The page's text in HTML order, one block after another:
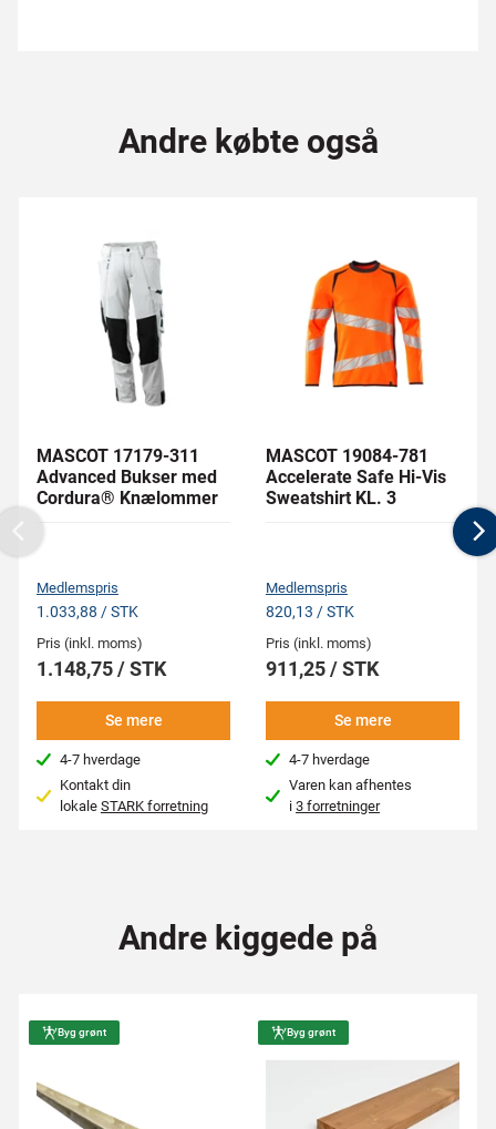
Andre købte også
MASCOT 17179-311
Advanced Bukser med
Cordura® Knælommer
Medlemspris
1.033,88 / STK
Pris (inkl. moms)
1.148,75 / STK
Se mere
4-7 hverdage
Kontakt din
lokale STARK forretning
MASCOT 19084-781
Accelerate Safe Hi-Vis
Sweatshirt KL. 3
Medlemspris
820,13 / STK
Pris (inkl. moms)
911,25 / STK
Se mere
4-7 hverdage
Varen kan afhentes
i3 forretninger
Previous
Andre kiggede på
Byg grønt Byg grønt